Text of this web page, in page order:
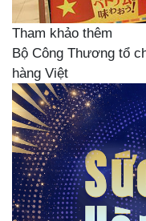
Tham khảo thêm
Bộ Công Thương tổ
hàng Việt